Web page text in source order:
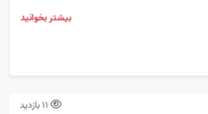
بیشتر بخوانید